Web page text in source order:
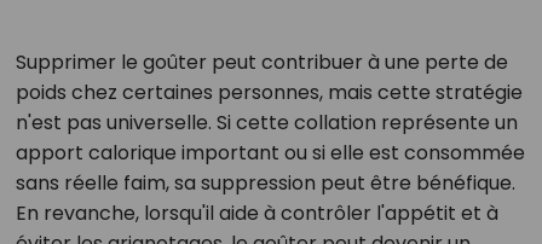
Supprimer le goûter peut contribuer à une perte de
poids chez certaines personnes, mais cette stratégie
n'est pas universelle. Si cette collation représente un
apport calorique important ou si elle est consommée
sans réelle faim, sa suppression peut être bénéfique.
En revanche, lorsqu'il aide à contrôler l'appétit et à